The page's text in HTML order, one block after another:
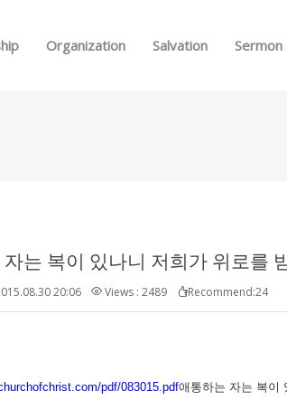
Organization Salvation Sermon
는 복이 있나니 저희가 위로를
20:06 Views : 2489 Recommend:24
pdf/083015.pdf애통하는 자는 복이